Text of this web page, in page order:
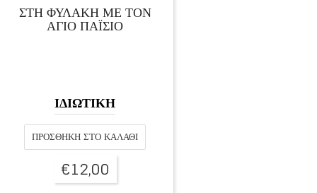
ΣΤΗ ΦΥΛΑΚΗ ΜΕ ΤΟΝ
ΑΓΙΟ ΠΑΪΣΙΟ
ΙΔΙΩΤΙΚΗ
ΠΡΟΣΘΉΚΗ ΣΤΟ ΚΑΛΆΘΙ
€12,00